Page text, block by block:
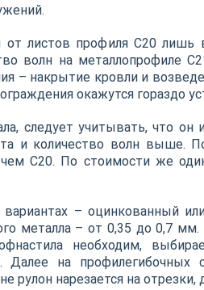
от листов профиля С20
волн на
– накрытие кровли и
окажутся гораздо
следует учитывать, что
и количество волн выше.
С20. По стоимости же
– оцинкованный
металла – от 0,35 до 0,7
необходим,
на профилегибочных
рулон нарезается на отрезки,